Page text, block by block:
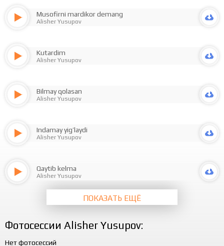
Musofirni mardikor demang
Alisher Yusupov
Kutardim
Alisher Yusupov
Bilmay qolasan
Alisher Yusupov
Indamay yig’laydi
Alisher Yusupov
Qaytib kelma
Alisher Yusupov
ПОКАЗАТЬ ЕЩЁ
Фотосессии Alisher Yusupov:
Нет фотосессий